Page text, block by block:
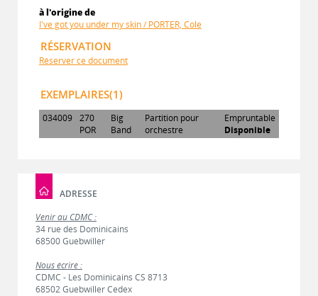
à l'origine de
I've got you under my skin / PORTER, Cole
RÉSERVATION
Réserver ce document
EXEMPLAIRES(1)
034009 270
POR
Big
Band
Partition pour
orchestre
Empruntable
Disponible
ADRESSE
Venir au CDMC :
34 rue des Dominicains
68500 Guebwiller
Nous écrire :
CDMC - Les Dominicains CS 8713
68502 Guebwiller Cedex